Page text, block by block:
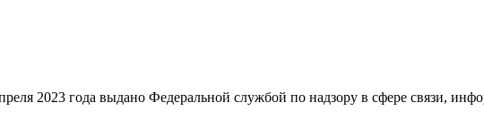
2023 года выдано Федеральной службой по надзору в сфере связи,